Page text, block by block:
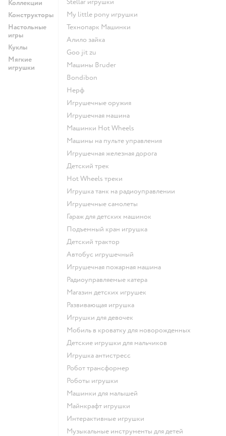
Коллекции
Конструкторы
Настольные
игры
Куклы
Мягкие
игрушки
Stellar игрушки
my little pony игрушки
Технопарк Машинки
Алило зайка
Goo jit zu
Машины Bruder
Bondibon
Нерф
Игрушечные оружия
Игрушечная машина
Машинки Hot Wheels
Машины на пульте управления
Игрушечная железная дорога
Детский трек
Hot Wheels треки
Игрушка танк на радиоуправлении
Игрушечные самолеты
Гараж для детских машинок
Подъемный кран игрушка
Детский трактор
Автобус игрушечный
Игрушечная пожарная машина
Радиоуправляемые катера
Магазин детских игрушек
Развивающая игрушка
Игрушки для девочек
Мобиль в кроватку для новорожденных
Детские игрушки для мальчиков
Игрушка антистресс
Робот трансформер
Роботы игрушки
Машинки для малышей
Майнкрафт игрушки
Интерактивные игрушки
Музыкальные инструменты для детей